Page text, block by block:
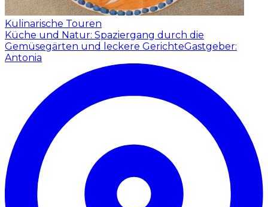
Kulinarische Touren
Küche und Natur: Spaziergang durch die
Gemüsegärten und leckere GerichteGastgeber:
Antonia